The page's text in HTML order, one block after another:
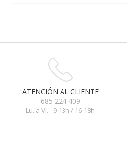
ATENCIÓN AL CLIENTE
685 224 409
Lu. a Vi. - 9-13h / 16-18h